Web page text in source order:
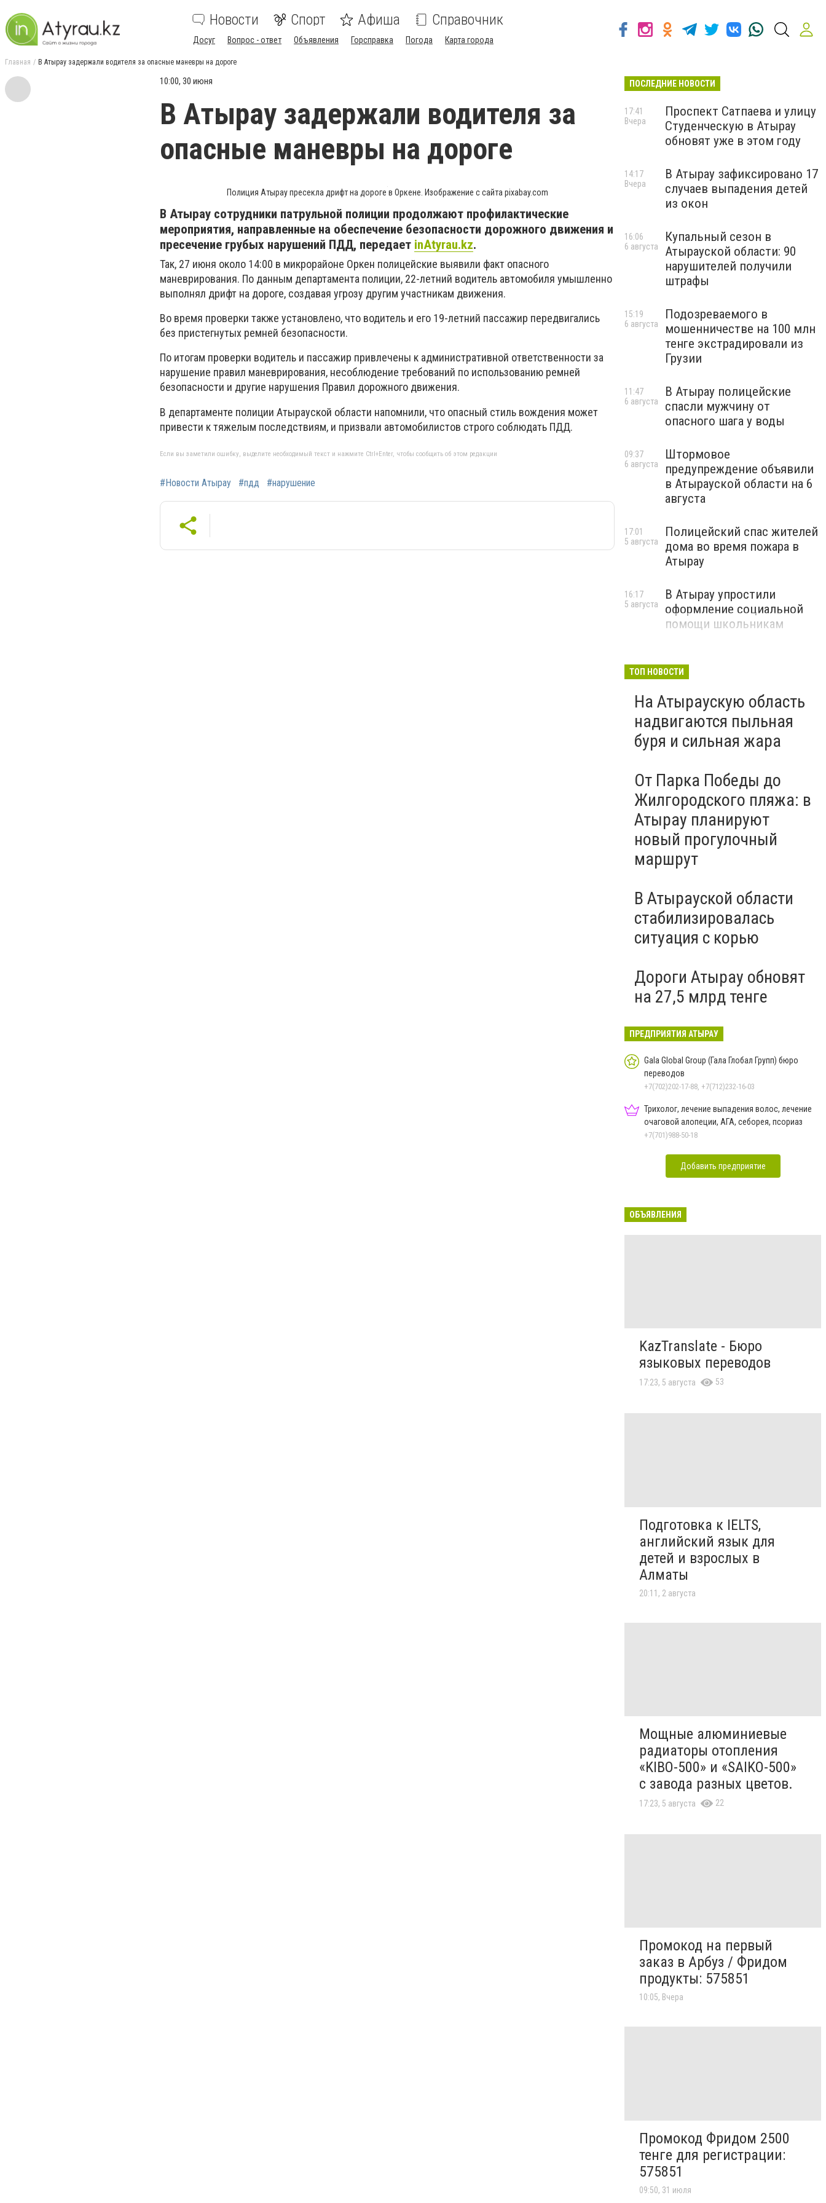
Новости Спорт Афиша Справочник
Досуг Вопрос - ответ Объявления Горсправка Погода Карта города
Главная В Атырау задержали водителя за опасные маневры на дороге
10:00, 30 июня
В Атырау задержали водителя за
опасные маневры на дороге
Полиция Атырау пресекла дрифт на дороге в Оркене. Изображение с сайта pixabay.com
В Атырау сотрудники патрульной полиции продолжают профилактические
мероприятия, направленные на обеспечение безопасности дорожного движения и
пресечение грубых нарушений ПДД, передает inAtyrau.kz.
Так, 27 июня около 14:00 в микрорайоне Оркен полицейские выявили факт опасного
маневрирования. По данным департамента полиции, 22-летний водитель автомобиля умышленно
выполнял дрифт на дороге, создавая угрозу другим участникам движения.
Во время проверки также установлено, что водитель и его 19-летний пассажир передвигались
без пристегнутых ремней безопасности.
По итогам проверки водитель и пассажир привлечены к административной ответственности за
нарушение правил маневрирования, несоблюдение требований по использованию ремней
безопасности и другие нарушения Правил дорожного движения.
В департаменте полиции Атырауской области напомнили, что опасный стиль вождения может
привести к тяжелым последствиям, и призвали автомобилистов строго соблюдать ПДД.
Если вы заметили ошибку, выделите необходимый текст и нажмите Ctrl+Enter, чтобы сообщить об этом редакции
#Новости Атырау #пдд #нарушение
ПОСЛЕДНИЕ НОВОСТИ
Проспект Сатпаева и улицу
Студенческую в Атырау
обновят уже в этом году
17:41
Вчера
В Атырау зафиксировано 17
случаев выпадения детей
из окон
14:17
Вчера
Купальный сезон в
Атырауской области: 90
нарушителей получили
штрафы
16:06
6 августа
Подозреваемого в
мошенничестве на 100 млн
тенге экстрадировали из
Грузии
15:19
6 августа
В Атырау полицейские
спасли мужчину от
опасного шага у воды
11:47
6 августа
Штормовое
предупреждение объявили
в Атырауской области на 6
августа
09:37
6 августа
Полицейский спас жителей
дома во время пожара в
Атырау
17:01
5 августа
В Атырау упростили
оформление социальной
помощи школьникам
16:17
5 августа
ТОП НОВОСТИ
На Атыраускую область
надвигаются пыльная
буря и сильная жара
От Парка Победы до
Жилгородского пляжа: в
Атырау планируют
новый прогулочный
маршрут
В Атырауской области
стабилизировалась
ситуация с корью
Дороги Атырау обновят
на 27,5 млрд тенге
ПРЕДПРИЯТИЯ АТЫРАУ
Gala Global Group (Гала Глобал Групп) бюро
переводов
+7(702)202-17-88, +7(712)232-16-03
Трихолог, лечение выпадения волос, лечение
очаговой алопеции, АГА, себорея, псориаз
+7(701)988-50-18
Добавить предприятие
ОБЪЯВЛЕНИЯ
KazTranslate - Бюро
языковых переводов
17:23, 5 августа 53
Подготовка к IELTS,
английский язык для
детей и взрослых в
Алматы
20:11, 2 августа
Мощные алюминиевые
радиаторы отопления
«KIBO-500» и «SAIKO-500»
с завода разных цветов.
17:23, 5 августа 22
Промокод на первый
заказ в Арбуз / Фридом
продукты: 575851
10:05, Вчера
Промокод Фридом 2500
тенге для регистрации:
575851
09:50, 31 июля